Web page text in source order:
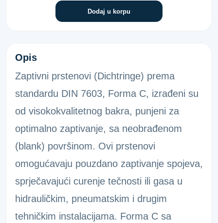
Dodaj u korpu
BAKR.PRSTEN 7603 C 10X16X1,5
Opis
Zaptivni prstenovi (Dichtringe) prema
standardu DIN 7603, Forma C, izrađeni su
od visokokvalitetnog bakra, punjeni za
optimalno zaptivanje, sa neobrađenom
(blank) površinom. Ovi prstenovi
omogućavaju pouzdano zaptivanje spojeva,
sprječavajući curenje tečnosti ili gasa u
hidrauličkim, pneumatskim i drugim
tehničkim instalacijama. Forma C sa